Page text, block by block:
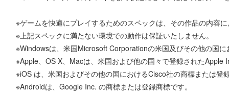
※ゲームを快適にプレイするためのスペックは、その作品の内容
※上記スペックに満たない環境での動作は保証いたしません。
※Windowsは、米国Microsoft Corporationの米国及びその他の国
※Apple、OS X、Macは、米国および他の国々で登録されたApple
※iOS は、米国およびその他の国におけるCisco社の商標または登
※Androidは、Google Inc. の商標または登録商標です。